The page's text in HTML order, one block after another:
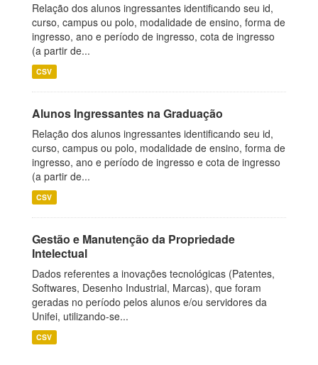
Relação dos alunos ingressantes identificando seu id,
curso, campus ou polo, modalidade de ensino, forma de
ingresso, ano e período de ingresso, cota de ingresso
(a partir de...
CSV
Alunos Ingressantes na Graduação
Relação dos alunos ingressantes identificando seu id,
curso, campus ou polo, modalidade de ensino, forma de
ingresso, ano e período de ingresso e cota de ingresso
(a partir de...
CSV
Gestão e Manutenção da Propriedade
Intelectual
Dados referentes a inovações tecnológicas (Patentes,
Softwares, Desenho Industrial, Marcas), que foram
geradas no período pelos alunos e/ou servidores da
Unifei, utilizando-se...
CSV